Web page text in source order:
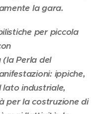
la gara.
per piccola
(la Perla del
ippiche,
industriale,
per la costruzione di